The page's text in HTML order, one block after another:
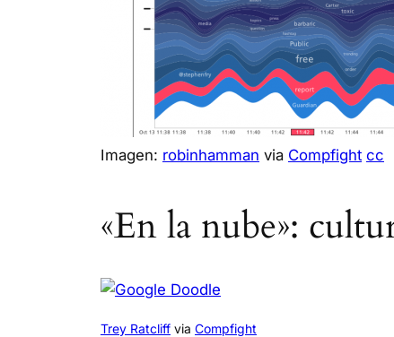
Imagen: robinhamman via Compfight cc
«En la nube»:
Trey Ratcliff via Compfight